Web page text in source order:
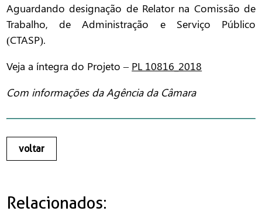
Aguardando designação de Relator na Comissão de
Trabalho, de Administração e Serviço Público
(CTASP).
Veja a íntegra do Projeto – PL 10816_2018
Com informações da Agência da Câmara
voltar
Relacionados: